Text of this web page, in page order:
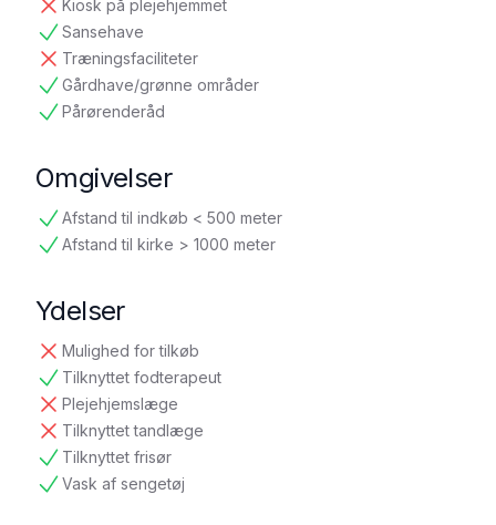
Kiosk på plejehjemmet
ikke tilgængelig
Sansehave
tilgængelig
Træningsfaciliteter
ikke tilgængelig
Gårdhave/grønne områder
tilgængelig
Pårørenderåd
tilgængelig
Omgivelser
Afstand til indkøb < 500 meter
tilgængelig
Afstand til kirke > 1000 meter
tilgængelig
Ydelser
Mulighed for tilkøb
ikke tilgængelig
Tilknyttet fodterapeut
tilgængelig
Plejehjemslæge
ikke tilgængelig
Tilknyttet tandlæge
ikke tilgængelig
Tilknyttet frisør
tilgængelig
Vask af sengetøj
tilgængelig